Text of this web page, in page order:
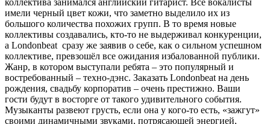
коллектива занимался английский гитарист. Все вокалисты
имели черный цвет кожи, что заметно выделило их из
большого количества похожих групп. В то время новые
коллективы создавались, кто-то не выдерживал конкуренции,
а Londonbeat сразу же заявив о себе, как о сильном успешном
коллективе, превзошёл все ожидания избалованной публики.
Жанр, в котором выступали ребята – это популярный и
востребованный – техно-дэнс. Заказать Londonbeat на день
рождения, свадьбу корпоратив – очень престижно. Ваши
гости будут в восторге от такого удивительного события.
Музыканты развеют грусть, если она у кого-то есть, «зажгут»
своими динамичными звуками, потрясающей энергией,